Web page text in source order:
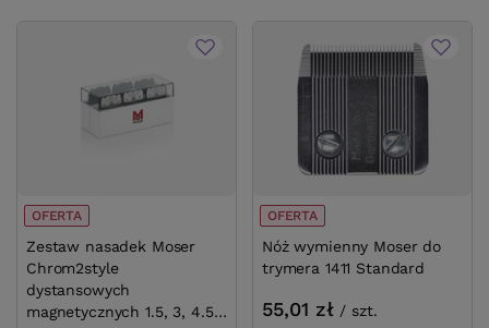
OFERTA
Zestaw nasadek Moser
Chrom2style
dystansowych
magnetycznych 1.5, 3, 4.5,
OFERTA
Nóż wymienny Moser do
trymera 1411 Standard
55,01 zł / szt.